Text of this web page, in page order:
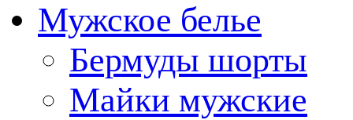
Мужское белье
Бермуды шорты
Майки мужские